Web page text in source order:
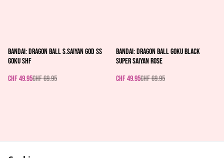
%
Bandai: Dragon Ball S.Saiyan God Ss
Goku Shf
CHF 49.95CHF 69.95
%
Bandai: Dragon Ball Goku Black
Super Saiyan Rose
CHF 49.95CHF 69.95